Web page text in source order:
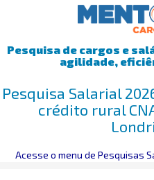
Pesquisa de cargos e
agilidade,
Pesquisa Salarial
crédito rural
Mentoring>Pesquisa Salarial
Acesse o menu de Pesquisas